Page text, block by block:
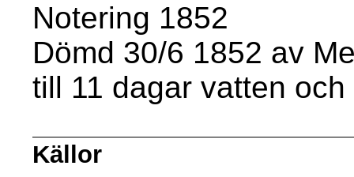
Notering 1852
Dömd 30/6 1852 av
till 11 dagar vatten och
Källor